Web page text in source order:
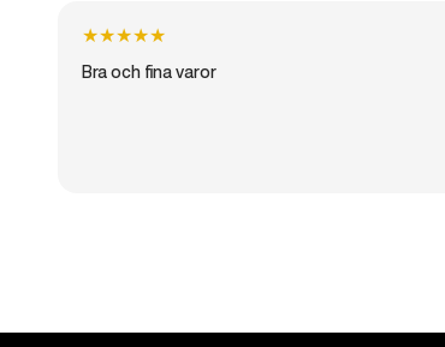
★★★★★
Bra och fina varor